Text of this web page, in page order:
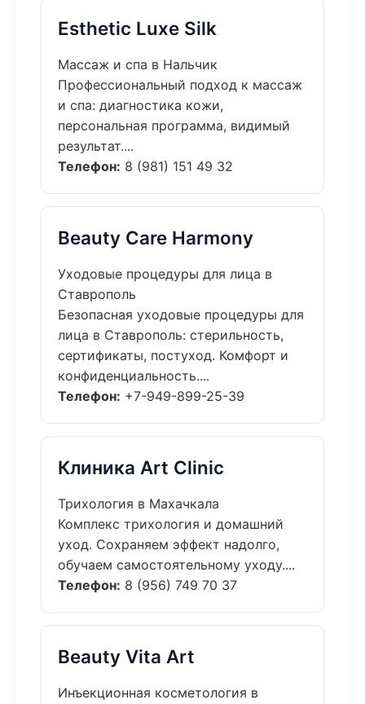
Esthetic Luxe Silk
Массаж и спа в Нальчик
Профессиональный подход к массаж
и спа: диагностика кожи,
персональная программа, видимый
результат....
Телефон: 8 (981) 151 49 32
Beauty Care Harmony
Уходовые процедуры для лица в
Ставрополь
Безопасная уходовые процедуры для
лица в Ставрополь: стерильность,
сертификаты, постуход. Комфорт и
конфиденциальность....
Телефон: +7-949-899-25-39
Клиника Art Clinic
Трихология в Махачкала
Комплекс трихология и домашний
уход. Сохраняем эффект надолго,
обучаем самостоятельному уходу....
Телефон: 8 (956) 749 70 37
Beauty Vita Art
Инъекционная косметология в